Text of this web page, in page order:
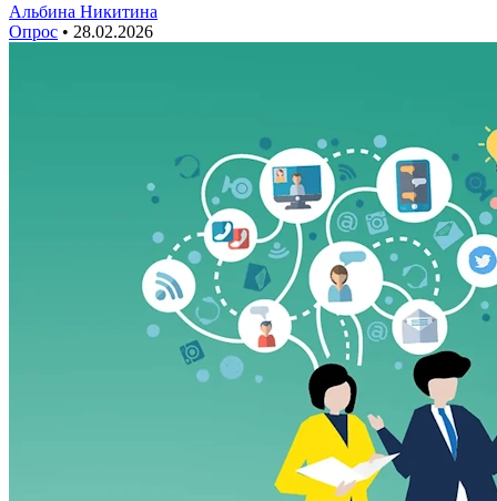
Альбина Никитина
Опрос • 28.02.2026